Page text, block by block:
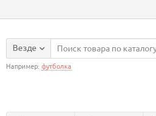
Везде
Например: футболка